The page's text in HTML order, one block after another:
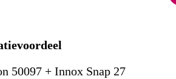
50097 + Innox Snap 27